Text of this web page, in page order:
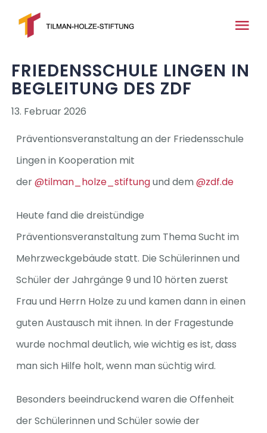
Inhalt
Home
Über uns
Medien
Spenden
FRIEDENSSCHULE LINGEN IN
BEGLEITUNG DES ZDF
13. Februar 2026
Präventionsveranstaltung an der Friedensschule
Lingen in Kooperation mit
der@tilman_holze_stiftungund dem @zdf.de
Heute fand die dreistündige
Präventionsveranstaltung zum Thema Sucht im
Mehrzweckgebäude statt. Die Schülerinnen und
Schüler der Jahrgänge 9 und 10 hörten zuerst
Frau und Herrn Holze zu und kamen dann in einen
guten Austausch mit ihnen. In der Fragestunde
wurde nochmal deutlich, wie wichtig es ist, dass
man sich Hilfe holt, wenn man süchtig wird.
Besonders beeindruckend waren die Offenheit
der Schülerinnen und Schüler sowie der